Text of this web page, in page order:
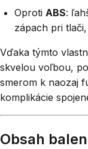
Oproti ABS:
zápach pri
Vďaka týmto
skvelou voľbou,
smerom k naozaj
komplikácie
Obsah